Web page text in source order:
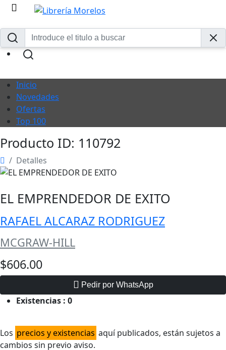
Inicio
Novedades
Ofertas
Top 100
Producto ID: 110792
Detalles
EL EMPRENDEDOR DE EXITO
RAFAEL ALCARAZ RODRIGUEZ
MCGRAW-HILL
$606.00
Pedir por WhatsApp
Existencias : 0
Los precios y existencias aquí publicados, están sujetos a
cambios sin previo aviso.